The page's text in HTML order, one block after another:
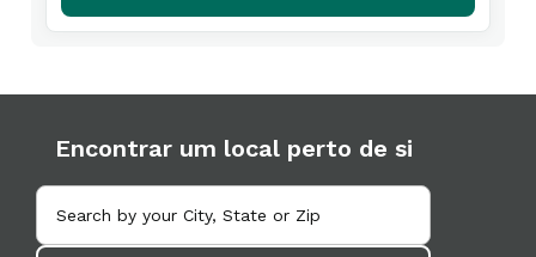
Encontrar um local perto de si